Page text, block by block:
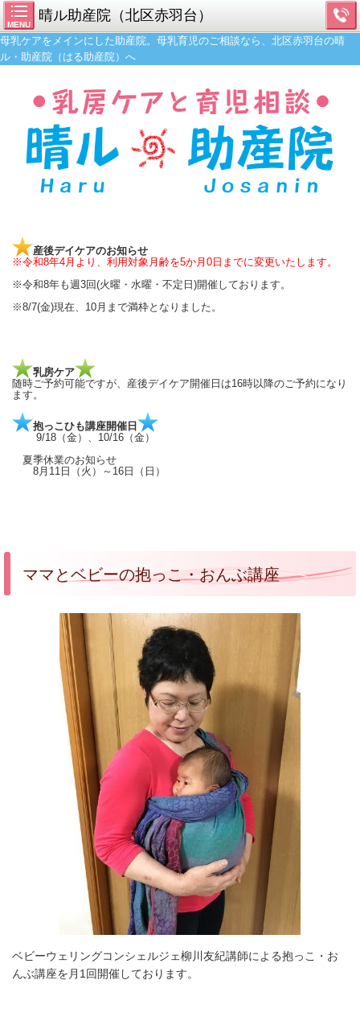
MENU
晴ル助産院（北区赤羽台）
母乳ケアをメインにした助産院。母乳育児のご相談なら、北区赤羽台の晴
ル・助産院（はる助産院）へ
産後デイケアのお知らせ
※令和8年4月より、利用対象月齢を5か月0日までに変更いたします。
※令和8年も週3回(火曜・水曜・不定日)開催しておりま す。
※8/7(金)現在、10月まで満枠となりました。
乳房ケア
随時ご予約可能ですが、産後デイケア開催日は16時以降のご予約になり
ます。
抱っこひも講座開催日
9/18（金）、10/16（金）
夏季休業のお知らせ
8月11日（火）～16日（日）
ママとベビーの抱っこ・おんぶ講座
ベビーウェリングコンシェルジェ柳川友紀講師による抱っこ・お
んぶ講座を月1回開催しております。